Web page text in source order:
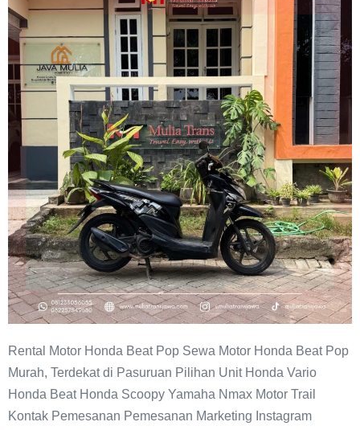
Motor
Honda
Beat
Pop
Pasuruan
Rental Motor Honda Beat Pop Sewa Motor Honda Beat Pop
Murah, Terdekat di Pasuruan Pilihan Unit Honda Vario
Honda Beat Honda Scoopy Yamaha Nmax Motor Trail
Kontak Pemesanan Pemesanan Marketing Instagram